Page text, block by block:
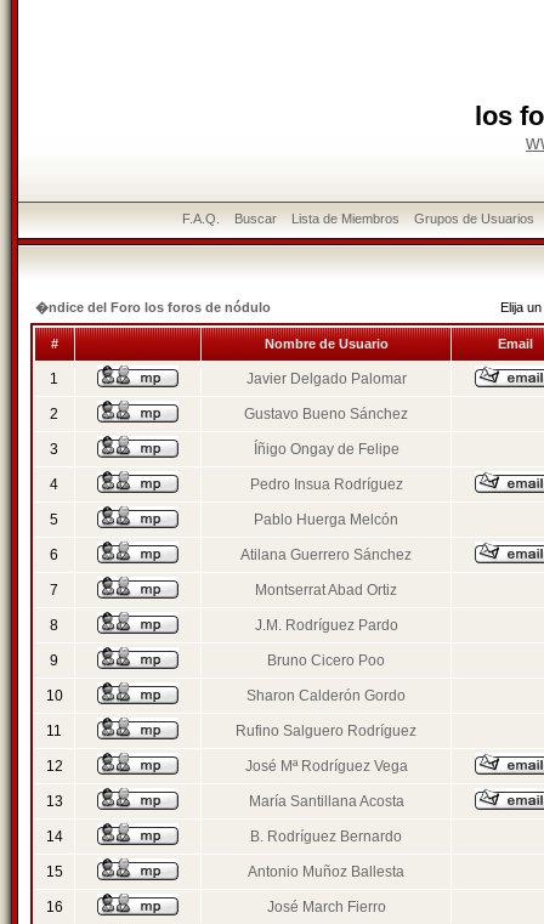
los
F.A.Q. Buscar Lista de Miembros Grupos de Usuarios
�ndice del Foro los foros de nódulo Elija
# Nombre de Usuario Email
1 Javier Delgado Palomar
2 Gustavo Bueno Sánchez
3 Íñigo Ongay de Felipe
4 Pedro Insua Rodríguez
5 Pablo Huerga Melcón
6 Atilana Guerrero Sánchez
7 Montserrat Abad Ortiz
8 J.M. Rodríguez Pardo
9 Bruno Cicero Poo
10 Sharon Calderón Gordo
11 Rufino Salguero Rodríguez
12 José Mª Rodríguez Vega
13 María Santillana Acosta
14 B. Rodríguez Bernardo
15 Antonio Muñoz Ballesta
16 José March Fierro